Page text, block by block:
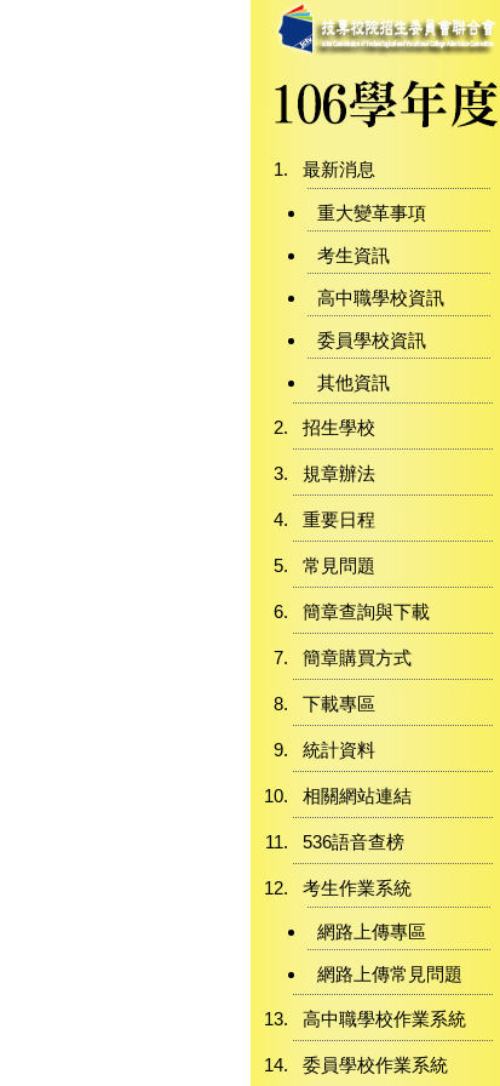
最新消息
重大變革事項
考生資訊
高中職學校資訊
委員學校資訊
其他資訊
招生學校
規章辦法
重要日程
常見問題
簡章查詢與下載
簡章購買方式
下載專區
統計資料
相關網站連結
536語音查榜
考生作業系統
網路上傳專區
網路上傳常見問題
高中職學校作業系統
委員學校作業系統